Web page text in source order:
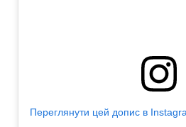
Переглянути цей допис в